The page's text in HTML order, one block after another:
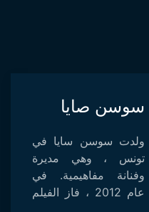
سوسن صايا
ولدت سوسن سايا في
تونس ، وهي مديرة
وفنانة مفاهيمية. في
عام 2012 ، فاز الفيلم